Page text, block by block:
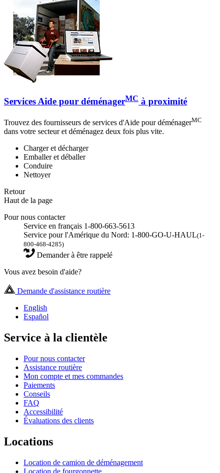
Services Aide pour déménagerMC à proximité
Trouvez des fournisseurs de services d'Aide pour déménagerMC
dans votre secteur et déménagez deux fois plus vite.
Charger et décharger
Emballer et déballer
Conduire
Nettoyer
Retour
Haut de la page
Pour nous contacter
Service en français 1-800-663-5613
Service pour l'Amérique du Nord: 1-800-GO-U-HAUL(1-
800-468-4285)
Demander à être rappelé
Vous avez besoin d'aide?
Demande d'assistance routière
English
Español
Service à la clientèle
Pour nous contacter
Assistance routière
Mon compte et mes commandes
Paiements
Conseils
FAQ
Accessibilité
Évaluations des clients
Locations
Location de camion de déménagement
Location de fourgonnette